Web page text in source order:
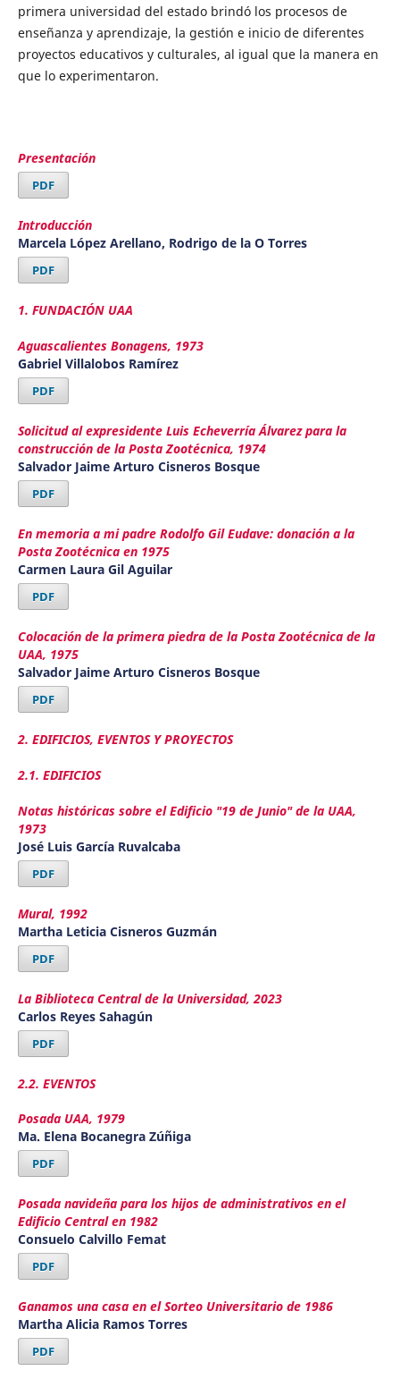
primera universidad del estado brindó los procesos de
enseñanza y aprendizaje, la gestión e inicio de diferentes
proyectos educativos y culturales, al igual que la manera en
que lo experimentaron.
Presentación
PDF
Introducción
Marcela López Arellano, Rodrigo de la O Torres
PDF
1. FUNDACIÓN UAA
Aguascalientes Bonagens, 1973
Gabriel Villalobos Ramírez
PDF
Solicitud al expresidente Luis Echeverría Álvarez para la
construcción de la Posta Zootécnica, 1974
Salvador Jaime Arturo Cisneros Bosque
PDF
En memoria a mi padre Rodolfo Gil Eudave: donación a la
Posta Zootécnica en 1975
Carmen Laura Gil Aguilar
PDF
Colocación de la primera piedra de la Posta Zootécnica de la
UAA, 1975
Salvador Jaime Arturo Cisneros Bosque
PDF
2. EDIFICIOS, EVENTOS Y PROYECTOS
2.1. EDIFICIOS
Notas históricas sobre el Edificio "19 de Junio" de la UAA,
1973
José Luis García Ruvalcaba
PDF
Mural, 1992
Martha Leticia Cisneros Guzmán
PDF
La Biblioteca Central de la Universidad, 2023
Carlos Reyes Sahagún
PDF
2.2. EVENTOS
Posada UAA, 1979
Ma. Elena Bocanegra Zúñiga
PDF
Posada navideña para los hijos de administrativos en el
Edificio Central en 1982
Consuelo Calvillo Femat
PDF
Ganamos una casa en el Sorteo Universitario de 1986
Martha Alicia Ramos Torres
PDF